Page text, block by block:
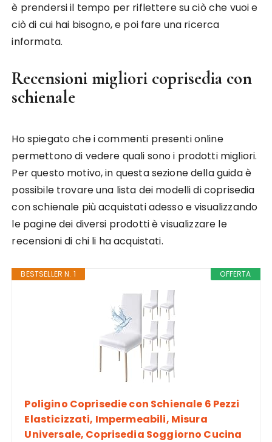
è prendersi il tempo per riflettere su ciò che vuoi e
ciò di cui hai bisogno, e poi fare una ricerca
informata.
Recensioni migliori coprisedia con
schienale
Ho spiegato che i commenti presenti online
permettono di vedere quali sono i prodotti migliori.
Per questo motivo, in questa sezione della guida è
possibile trovare una lista dei modelli di coprisedia
con schienale più acquistati adesso e visualizzando
le pagine dei diversi prodotti è visualizzare le
recensioni di chi li ha acquistati.
OFFERTA
BESTSELLER N. 1
Poligino Coprisedie con Schienale 6 Pezzi
Elasticizzati, Impermeabili, Misura
Universale, Coprisedia Soggiorno Cucina